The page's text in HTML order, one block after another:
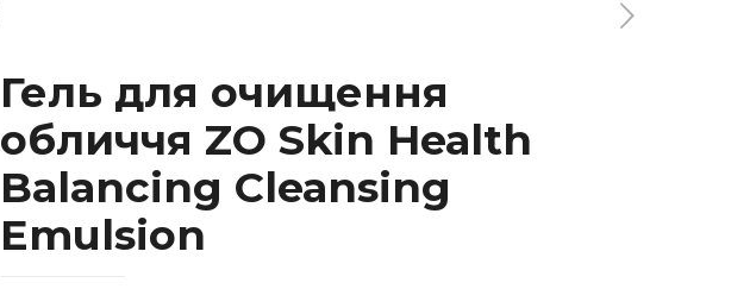
Гель для очищення
обличчя ZO Skin Health
Balancing Cleansing
Emulsion